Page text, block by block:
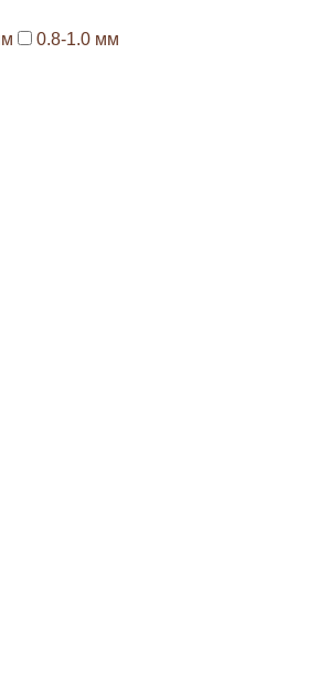
0.8-1.0 мм